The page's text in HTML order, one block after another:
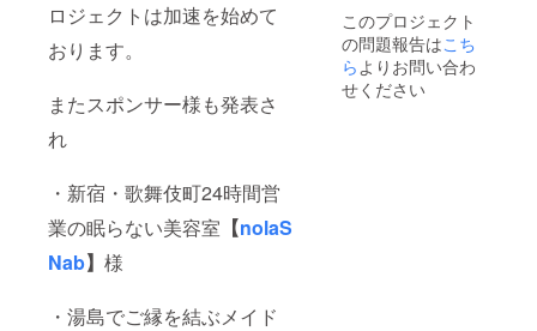
ロジェクトは加速を始めて
おります。
またスポンサー様も発表さ
れ
・新宿・歌舞伎町24時間営
業の眠らない美容室 【nolaS
Nab】 様
・湯島でご縁を結ぶメイド
このプロジェクト
の問題報告はこち
ら よりお問い合わ
せください